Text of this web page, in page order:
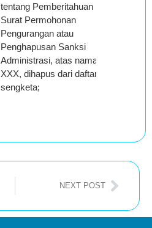
tentang Pemberitahuan
Surat Permohonan
Pengurangan atau
Penghapusan Sanksi
Administrasi, atas nama :
XXX, dihapus dari daftar
sengketa;
NEXT POST